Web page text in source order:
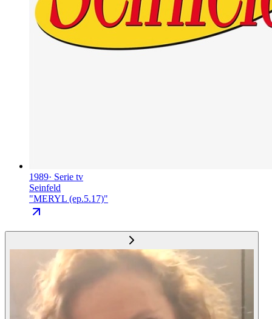
1989· Serie tv
Seinfeld
"MERYL (ep.5.17)"